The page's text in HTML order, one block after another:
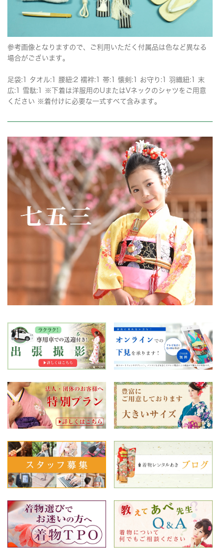
参考画像となりますので、ご利用いただく付属品は色など異なる
場合がございます。
足袋:1 タオル:1 腰紐:2 襦袢:1 帯:1 懐剣:1 お守り:1 羽織紐:1 末
広:1 雪駄:1 ※下着は洋服用のUまたはVネックのシャツをご用意
ください ※着付けに必要な一式すべて含みます。